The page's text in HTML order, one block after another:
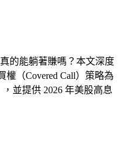
的能躺著賺嗎？本文深度
（Covered Call）策略為
並提供 2026 年美股高息